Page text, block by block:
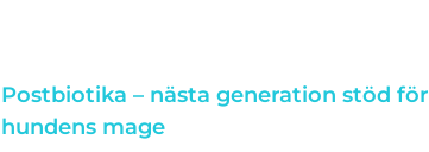
Postbiotika – nästa generation stöd för
hundens mage